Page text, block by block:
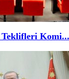
Teklifleri Komi...